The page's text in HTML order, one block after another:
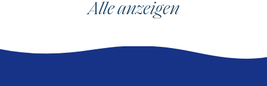
Alle anzeigen